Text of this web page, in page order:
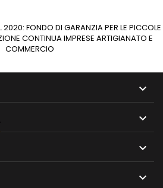
2020: FONDO DI GARANZIA PER LE PICCOLE
CONTINUA IMPRESE ARTIGIANATO E
COMMERCIO



